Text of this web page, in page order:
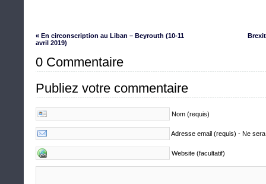
« En circonscription au Liban – Beyrouth (10-11
avril 2019)
0 Commentaire
Publiez votre commentaire
Nom (requis)
Adresse email (requis) - Ne
Website (facultatif)